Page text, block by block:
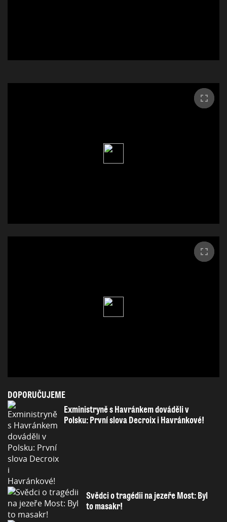
DOPORUČUJEME
Exministryně s Havránkem dováděli v
Polsku: První slova Decroix i Havránkové!
Svědci o tragédii na jezeře Most: Byl
to masakr!